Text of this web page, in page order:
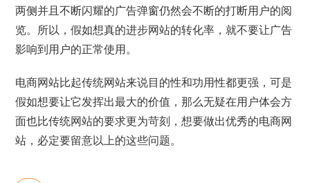
两侧并且不断闪耀的广告弹窗仍然会不断的打断用户的阅
览。所以，假如想真的进步网站的转化率，就不要让广告
影响到用户的正常使用。
电商网站比起传统网站来说目的性和功用性都更强，可是
假如想要让它发挥出最大的价值，那么无疑在用户体会方
面也比传统网站的要求更为苛刻，想要做出优秀的电商网
站，必定要留意以上的这些问题。